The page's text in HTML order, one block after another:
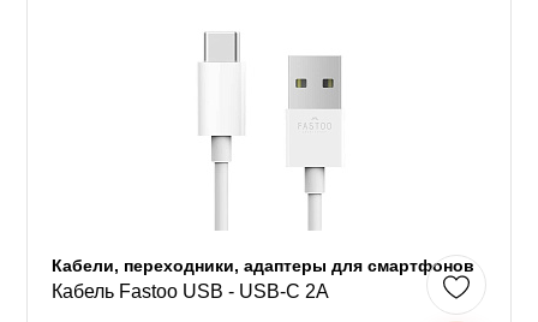
Кабели, переходники, адаптеры для смартфонов
Кабель Fastoo USB - USB-C 2A